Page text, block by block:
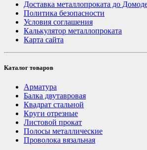
Доставка металлопроката до
Политика безопасности
Условия соглашения
Калькулятор металлопроката
Карта сайта
Каталог товаров
Арматура
Балка двутавровая
Квадрат стальной
Круги отрезные
Листовой прокат
Полосы металлические
Проволока вязальная